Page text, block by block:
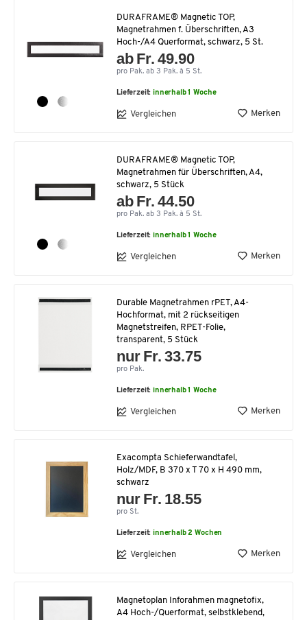
DURAFRAME® Magnetic TOP,
Magnetrahmen f. Überschriften, A3
Hoch-/A4 Querformat, schwarz, 5 St.
ab Fr. 49.90
pro Pak. ab 3 Pak. à 5 St.
Lieferzeit:innerhalb 1 Woche
Vergleichen Merken
DURAFRAME® Magnetic TOP,
Magnetrahmen für Überschriften, A4,
schwarz, 5 Stück
ab Fr. 44.50
pro Pak. ab 3 Pak. à 5 St.
Lieferzeit:innerhalb 1 Woche
Vergleichen Merken
Durable Magnetrahmen rPET, A4-
Hochformat, mit 2 rückseitigen
Magnetstreifen, RPET-Folie,
transparent, 5 Stück
nur Fr. 33.75
pro Pak.
Lieferzeit:innerhalb 1 Woche
Vergleichen Merken
Exacompta Schieferwandtafel,
Holz/MDF, B 370 x T 70 x H 490 mm,
schwarz
nur Fr. 18.55
pro St.
Lieferzeit:innerhalb 2 Wochen
Vergleichen Merken
Magnetoplan Inforahmen magnetofix,
A4 Hoch-/Querformat, selbstklebend,